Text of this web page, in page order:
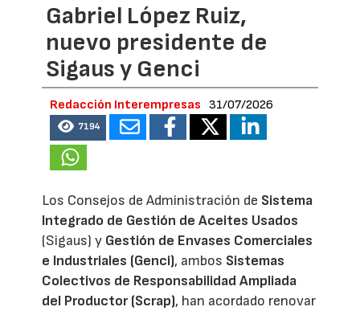
Gabriel López Ruiz,
nuevo presidente de
Sigaus y Genci
Redacción Interempresas 31/07/2026
7194
Los Consejos de Administración de Sistema
Integrado de Gestión de Aceites Usados
(Sigaus) y Gestión de Envases Comerciales
e Industriales (Genci), ambos Sistemas
Colectivos de Responsabilidad Ampliada
del Productor (Scrap), han acordado renovar